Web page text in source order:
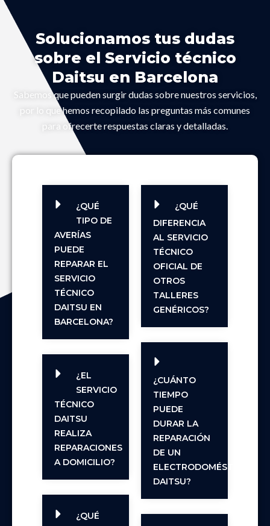
Solucionamos tus dudas
sobre el Servicio técnico
Daitsu en Barcelona
Sabemos que pueden surgir dudas sobre nuestros servicios,
por lo que hemos recopilado las preguntas más comunes
para ofrecerte respuestas claras y detalladas.
¿QUÉ
TIPO DE
AVERÍAS
PUEDE
REPARAR EL
SERVICIO
TÉCNICO
DAITSU EN
BARCELONA?
¿EL
SERVICIO
TÉCNICO
DAITSU
REALIZA
REPARACIONES
A DOMICILIO?
¿QUÉ
¿QUÉ
DIFERENCIA
AL SERVICIO
TÉCNICO
OFICIAL DE
OTROS
TALLERES
GENÉRICOS?
¿CUÁNTO
TIEMPO
PUEDE
DURAR LA
REPARACIÓN
DE UN
ELECTRODOMÉSTICO
DAITSU?